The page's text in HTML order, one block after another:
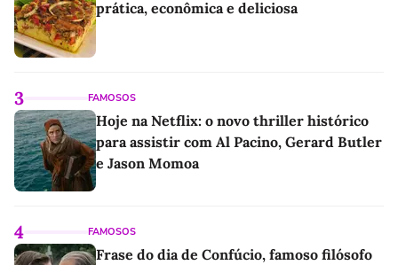
prática, econômica e deliciosa
3 FAMOSOS
Hoje na Netflix: o novo thriller histórico
para assistir com Al Pacino, Gerard Butler
e Jason Momoa
4 FAMOSOS
Frase do dia de Confúcio, famoso filósofo